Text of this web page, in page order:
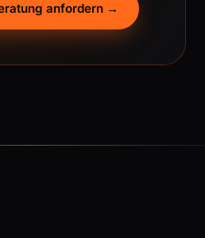
anfordern →